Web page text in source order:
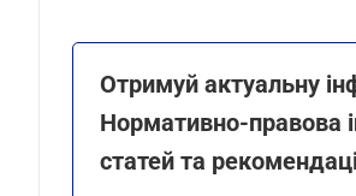
Отримуй актуальну
Нормативно-правова
статей та